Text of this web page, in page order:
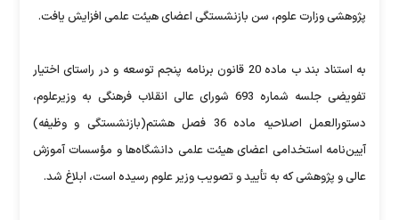
پژوهشی وزارت علوم، سن بازنشستگی اعضای هیئت علمی افزایش یافت.
به استناد بند ب ماده 20 قانون برنامه پنجم توسعه و در راستای اختیار
تفویضی جلسه شماره 693 شورای عالی انقلاب فرهنگی به وزیرعلوم،
دستورالعمل اصلاحیه ماده 36 فصل هشتم(بازنشستگی و وظیفه)
آیین‌نامه استخدامی اعضای هیئت علمی دانشگاه‌ها و مؤسسات آموزش
عالی و پژوهشی كه به تأیید و تصویب وزیر علوم رسیده است، ابلاغ شد.